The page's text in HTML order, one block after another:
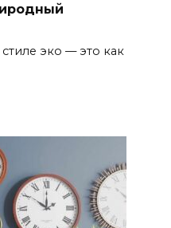
эко — это как